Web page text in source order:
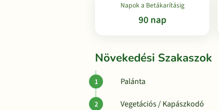
Napok a Betákarításig
90 nap
Növekedési Szakaszok
Palánta
Vegetációs / Kapászkodó